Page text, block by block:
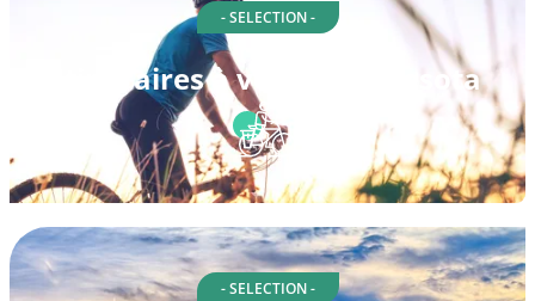
- SELECTION -
Itinéraires à vélo à Minnesota
- SELECTION -